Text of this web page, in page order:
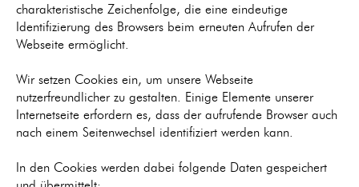
charakteristische Zeichenfolge, die eine eindeutige
Identifizierung des Browsers beim erneuten Aufrufen der
Webseite ermöglicht.
Wir setzen Cookies ein, um unsere Webseite
nutzerfreundlicher zu gestalten. Einige Elemente unserer
Internetseite erfordern es, dass der aufrufende Browser auch
nach einem Seitenwechsel identifiziert werden kann.
In den Cookies werden dabei folgende Daten gespeichert